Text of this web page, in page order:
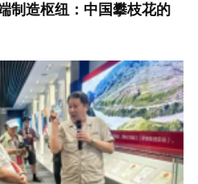
制造枢纽：中国攀枝花的